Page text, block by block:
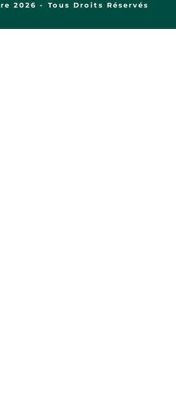
2026 - Tous Droits Réservés